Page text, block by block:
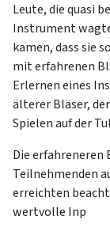
Leute, die quasi
Instrument
kamen, dass sie
mit erfahrenen
Erlernen eines
älterer Bläser,
Spielen auf der
Die erfahreneren
Teilnehmenden
erreichten
wertvolle Inp